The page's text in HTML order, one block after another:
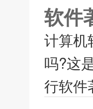
软件
计算机
吗?这
行软件